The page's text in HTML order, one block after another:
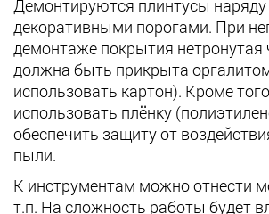
Демонтируются плинтусы наряду
декоративными порогами. При
демонтаже покрытия нетронутая
должна быть прикрыта
использовать картон). Кроме
использовать плёнку
обеспечить защиту от
пыли.
К инструментам можно отнести
т.п. На сложность работы будет